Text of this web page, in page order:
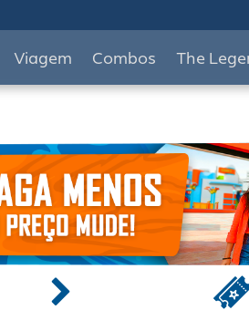
Viagem Combos The